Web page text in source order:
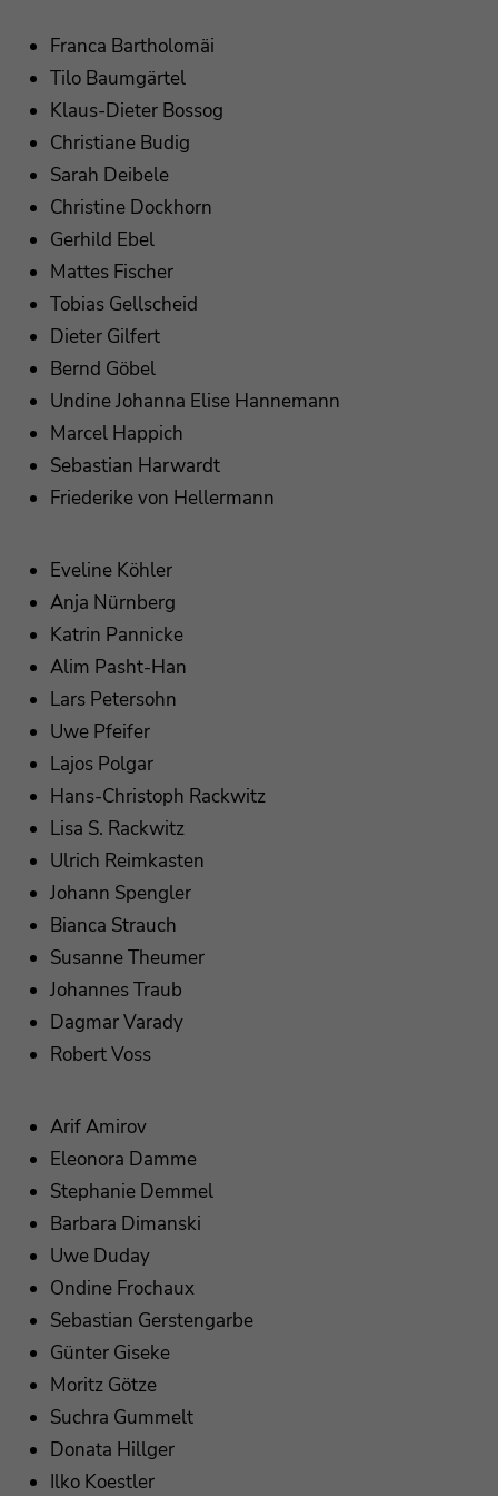
Franca Bartholomäi
Tilo Baumgärtel
Klaus-Dieter Bossog
Christiane Budig
Sarah Deibele
Christine Dockhorn
Gerhild Ebel
Mattes Fischer
Tobias Gellscheid
Dieter Gilfert
Bernd Göbel
Undine Johanna Elise Hannemann
Marcel Happich
Sebastian Harwardt
Friederike von Hellermann
Eveline Köhler
Anja Nürnberg
Katrin Pannicke
Alim Pasht-Han
Lars Petersohn
Uwe Pfeifer
Lajos Polgar
Hans-Christoph Rackwitz
Lisa S. Rackwitz
Ulrich Reimkasten
Johann Spengler
Bianca Strauch
Susanne Theumer
Johannes Traub
Dagmar Varady
Robert Voss
Arif Amirov
Eleonora Damme
Stephanie Demmel
Barbara Dimanski
Uwe Duday
Ondine Frochaux
Sebastian Gerstengarbe
Günter Giseke
Moritz Götze
Suchra Gummelt
Donata Hillger
Ilko Koestler